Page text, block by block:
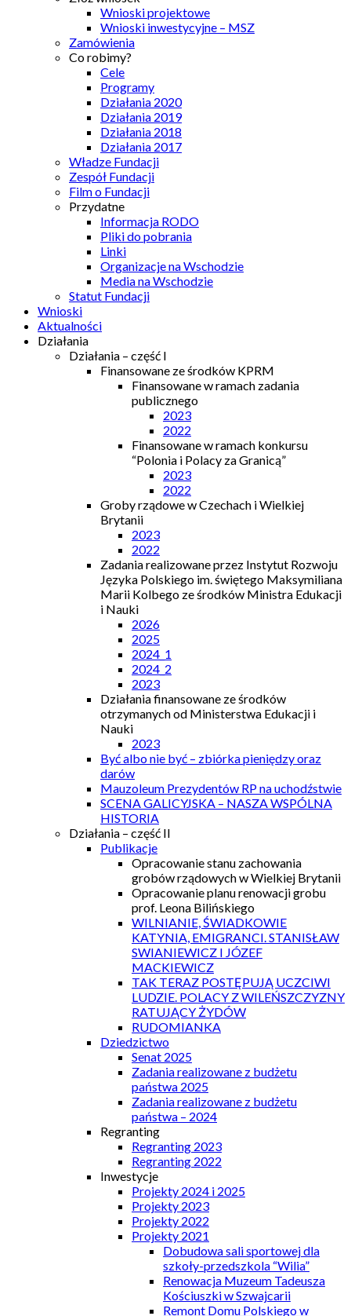
Wnioski projektowe
Wnioski inwestycyjne – MSZ
Zamówienia
Co robimy?
Cele
Programy
Działania 2020
Działania 2019
Działania 2018
Działania 2017
Władze Fundacji
Zespół Fundacji
Film o Fundacji
Przydatne
Informacja RODO
Pliki do pobrania
Linki
Organizacje na Wschodzie
Media na Wschodzie
Statut Fundacji
Wnioski
Aktualności
Działania
Działania – część I
Finansowane ze środków KPRM
Finansowane w ramach zadania
publicznego
2023
2022
Finansowane w ramach konkursu
“Polonia i Polacy za Granicą”
2023
2022
Groby rządowe w Czechach i Wielkiej
Brytanii
2023
2022
Zadania realizowane przez Instytut Rozwoju
Języka Polskiego im. świętego Maksymiliana
Marii Kolbego ze środków Ministra Edukacji
i Nauki
2026
2025
2024_1
2024_2
2023
Działania finansowane ze środków
otrzymanych od Ministerstwa Edukacji i
Nauki
2023
Być albo nie być – zbiórka pieniędzy oraz
darów
Mauzoleum Prezydentów RP na uchodźstwie
SCENA GALICYJSKA – NASZA WSPÓLNA
HISTORIA
Działania – część II
Publikacje
Opracowanie stanu zachowania
grobów rządowych w Wielkiej Brytanii
Opracowanie planu renowacji grobu
prof. Leona Bilińskiego
WILNIANIE, ŚWIADKOWIE
KATYNIA, EMIGRANCI. STANISŁAW
SWIANIEWICZ I JÓZEF
MACKIEWICZ
TAK TERAZ POSTĘPUJĄ UCZCIWI
LUDZIE. POLACY Z WILEŃSZCZYZNY
RATUJĄCY ŻYDÓW
RUDOMIANKA
Dziedzictwo
Senat 2025
Zadania realizowane z budżetu
państwa 2025
Zadania realizowane z budżetu
państwa – 2024
Regranting
Regranting 2023
Regranting 2022
Inwestycje
Projekty 2024 i 2025
Projekty 2023
Projekty 2022
Projekty 2021
Dobudowa sali sportowej dla
szkoły-przedszkola “Wilia”
Renowacja Muzeum Tadeusza
Kościuszki w Szwajcarii
Remont Domu Polskiego w